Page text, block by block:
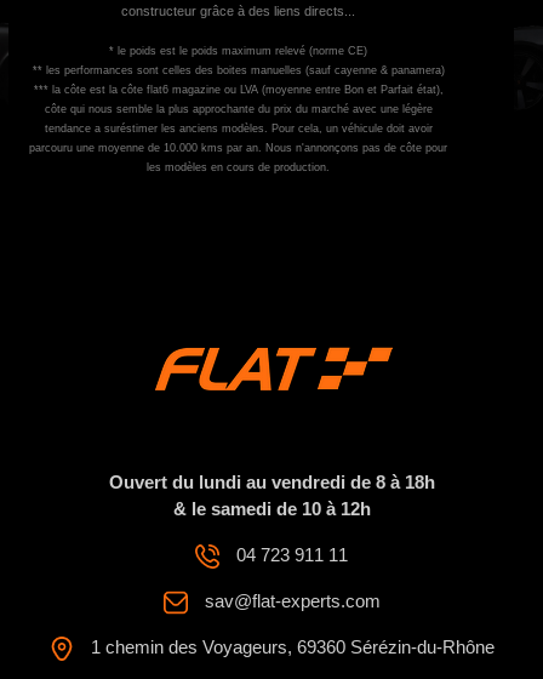
constructeur grâce à des liens directs...
* le poids est le poids maximum relevé (norme CE)
** les performances sont celles des boites manuelles (sauf cayenne & panamera)
*** la côte est la côte flat6 magazine ou LVA (moyenne entre Bon et Parfait état),
côte qui nous semble la plus approchante du prix du marché avec une légère
tendance a suréstimer les anciens modèles. Pour cela, un véhicule doit avoir
parcouru une moyenne de 10.000 kms par an. Nous n'annonçons pas de côte pour
les modèles en cours de production.
Ouvert du lundi au vendredi de 8 à 18h
& le samedi de 10 à 12h
04 723 911 11
sav@flat-experts.com
1 chemin des Voyageurs, 69360 Sérézin-du-Rhône